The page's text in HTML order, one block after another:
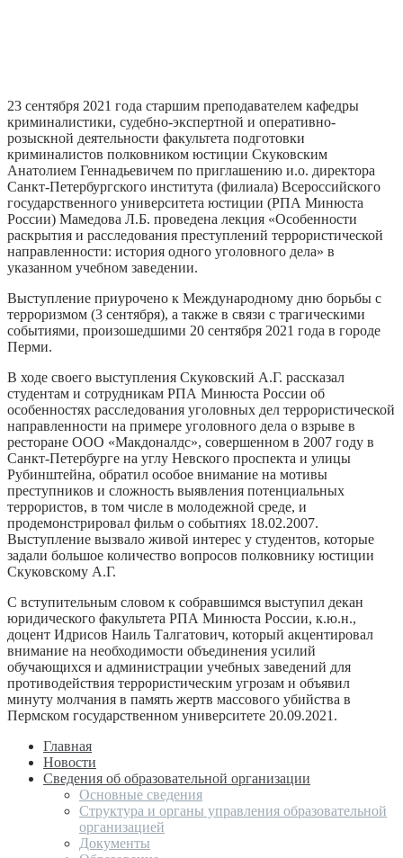
23 сентября 2021 года старшим преподавателем кафедры
криминалистики, судебно-экспертной и оперативно-
розыскной деятельности факультета подготовки
криминалистов полковником юстиции Скуковским
Анатолием Геннадьевичем по приглашению и.о. директора
Санкт-Петербургского института (филиала) Всероссийского
государственного университета юстиции (РПА Минюста
России) Мамедова Л.Б. проведена лекция «Особенности
раскрытия и расследования преступлений террористической
направленности: история одного уголовного дела» в
указанном учебном заведении.
Выступление приурочено к Международному дню борьбы с
терроризмом (3 сентября), а также в связи с трагическими
событиями, произошедшими 20 сентября 2021 года в городе
Перми.
В ходе своего выступления Скуковский А.Г. рассказал
студентам и сотрудникам РПА Минюста России об
особенностях расследования уголовных дел террористической
направленности на примере уголовного дела о взрыве в
ресторане ООО «Макдоналдс», совершенном в 2007 году в
Санкт-Петербурге на углу Невского проспекта и улицы
Рубинштейна, обратил особое внимание на мотивы
преступников и сложность выявления потенциальных
террористов, в том числе в молодежной среде, и
продемонстрировал фильм о событиях 18.02.2007.
Выступление вызвало живой интерес у студентов, которые
задали большое количество вопросов полковнику юстиции
Скуковскому А.Г.
С вступительным словом к собравшимся выступил декан
юридического факультета РПА Минюста России, к.ю.н.,
доцент Идрисов Наиль Талгатович, который акцентировал
внимание на необходимости объединения усилий
обучающихся и администрации учебных заведений для
противодействия террористическим угрозам и объявил
минуту молчания в память жертв массового убийства в
Пермском государственном университете 20.09.2021.
Главная
Новости
Сведения об образовательной организации
Основные сведения
Структура и органы управления образовательной
организацией
Документы